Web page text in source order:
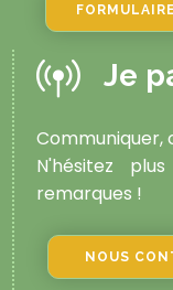
Je
Communiquer,
N'hésitez
remarques !
NOUS